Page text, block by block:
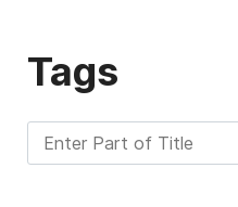
Tags
Enter Part of Title